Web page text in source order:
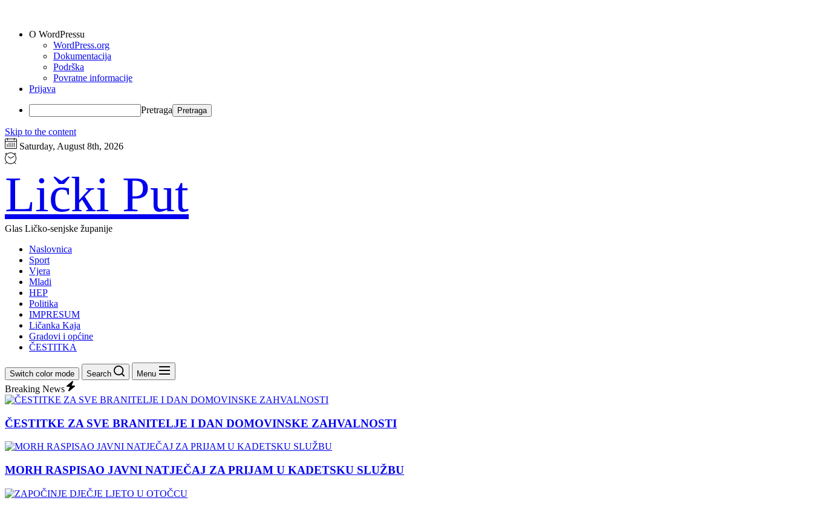
O WordPressu
WordPress.org
Dokumentacija
Podrška
Povratne informacije
Prijava
Pretraga
Skip to the content
Saturday, August 8th, 2026
Lički Put
Glas Ličko-senjske županije
Naslovnica
Sport
Vjera
Mladi
HEP
Politika
IMPRESUM
Ličanka Kaja
Gradovi i općine
ČESTITKA
Switch color mode Search Menu
Breaking News
ČESTITKE ZA SVE BRANITELJE I DAN DOMOVINSKE ZAHVALNOSTI
MORH RASPISAO JAVNI NATJEČAJ ZA PRIJAM U KADETSKU SLUŽBU